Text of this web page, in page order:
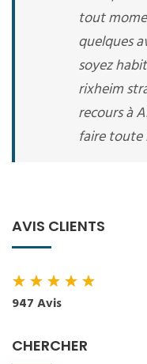
tout
quelques
soyez
rixheim
recours à
faire toute
AVIS CLIENTS
★★★★★
947 Avis
CHERCHER